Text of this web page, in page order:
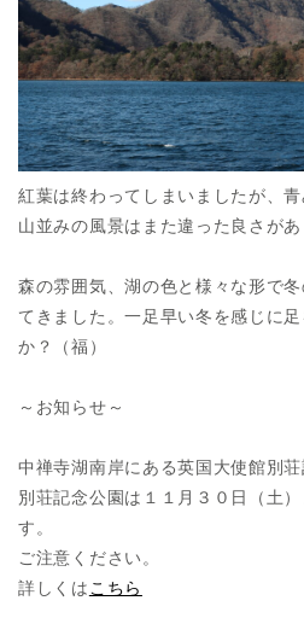
紅葉は終わってしまいましたが、
山並みの風景はまた違った良さが
森の雰囲気、湖の色と様々な形で
てきました。一足早い冬を感じに
か？（福）
～お知らせ～
中禅寺湖南岸にある英国大使館別
別荘記念公園は１１月３０日（土
す。
ご注意ください。
詳しくは こちら